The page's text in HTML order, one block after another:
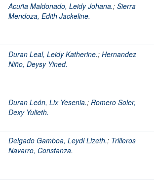
Acuña Maldonado, Leidy Johana.; Sierra
Mendoza, Edith Jackeline.
Duran Leal, Leidy Katherine.; Hernandez
Niño, Deysy Yined.
Duran León, Lix Yesenia.; Romero Soler,
Dexy Yulieth.
Delgado Gamboa, Leydi Lizeth.; Trilleros
Navarro, Constanza.